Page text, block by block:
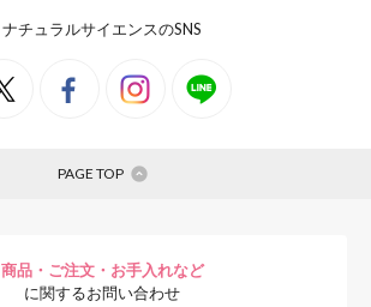
ナチュラルサイエンスのSNS
PAGE TOP
商品・ご注文・お手入れなど
に関するお問い合わせ